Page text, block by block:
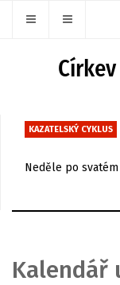
KAZATELSKÝ CYKLUS
Neděle po
Kalendář